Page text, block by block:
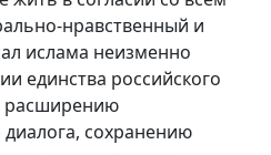
нравственный и
ислама неизменно
единства российского
расширению
сохранению